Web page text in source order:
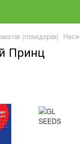
(помідорів)
Принц